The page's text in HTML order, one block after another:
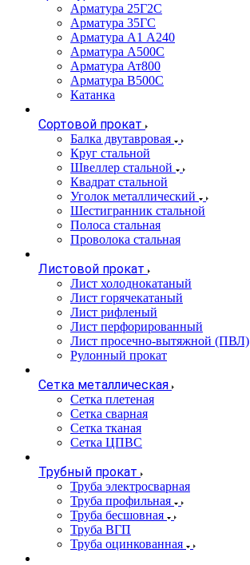
Арматура 25Г2С
Арматура 35ГС
Арматура А1 А240
Арматура А500С
Арматура Ат800
Арматура В500С
Катанка
Сортовой прокат
Балка двутавровая
Круг стальной
Швеллер стальной
Квадрат стальной
Уголок металлический
Шестигранник стальной
Полоса стальная
Проволока стальная
Листовой прокат
Лист холоднокатаный
Лист горячекатаный
Лист рифленый
Лист перфорированный
Лист просечно-вытяжной (ПВЛ)
Рулонный прокат
Сетка металлическая
Сетка плетеная
Сетка сварная
Сетка тканая
Сетка ЦПВС
Трубный прокат
Труба электросварная
Труба профильная
Труба бесшовная
Труба ВГП
Труба оцинкованная